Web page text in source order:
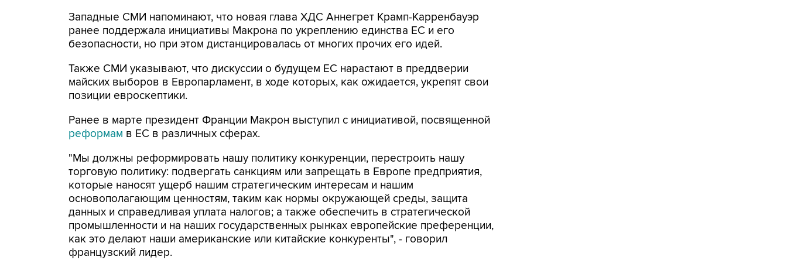
Западные СМИ напоминают, что новая глава ХДС Аннегрет Крамп-Карренбауэр
ранее поддержала инициативы Макрона по укреплению единства ЕС и его
безопасности, но при этом дистанцировалась от многих прочих его идей.
Также СМИ указывают, что дискуссии о будущем ЕС нарастают в преддверии
майских выборов в Европарламент, в ходе которых, как ожидается, укрепят свои
позиции евроскептики.
Ранее в марте президент Франции Макрон выступил с инициативой, посвященной
реформам в ЕС в различных сферах.
"Мы должны реформировать нашу политику конкуренции, перестроить нашу
торговую политику: подвергать санкциям или запрещать в Европе предприятия,
которые наносят ущерб нашим стратегическим интересам и нашим
основополагающим ценностям, таким как нормы окружающей среды, защита
данных и справедливая уплата налогов; а также обеспечить в стратегической
промышленности и на наших государственных рынках европейские преференции,
как это делают наши американские или китайские конкуренты", - говорил
французский лидер.